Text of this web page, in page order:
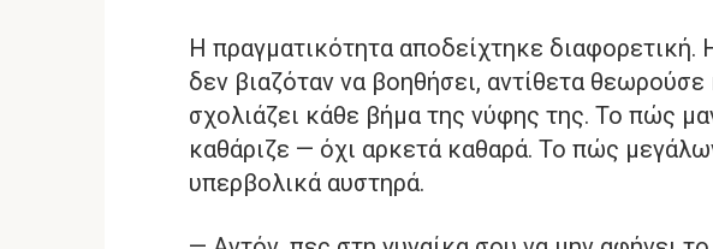
Η πραγματικότητα αποδείχτηκε διαφορετική.
δεν βιαζόταν να βοηθήσει, αντίθετα
σχολιάζει κάθε βήμα της νύφης της. Το πώς
καθάριζε — όχι αρκετά καθαρά. Το πώς
υπερβολικά αυστηρά.